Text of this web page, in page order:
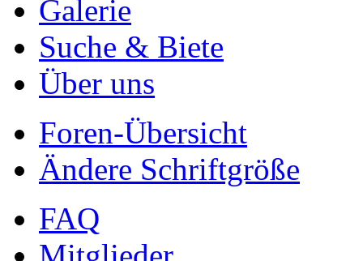
Galerie
Suche & Biete
Über uns
Foren-Übersicht
Ändere Schriftgröße
FAQ